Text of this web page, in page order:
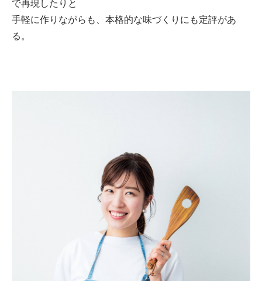
で再現したりと
手軽に作りながらも、本格的な味づくりにも定評があ
る。